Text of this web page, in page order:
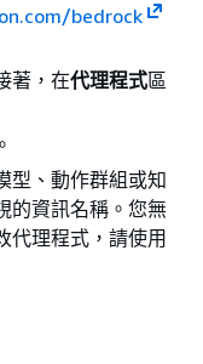
bedrock
著，在代理程式區
型、動作群組或知
的資訊名稱。您無
代理程式，請使用